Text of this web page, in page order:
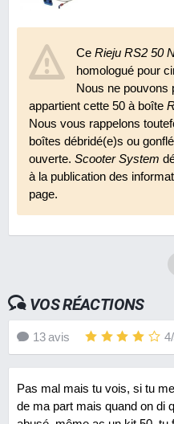
En 2008
Néon TNT à leds
En 2011
Plaque phare
En 2010
Revêtements
En 2007
CeRieju RS2 50
homologué pour
Nous ne pouvons
appartient cette 50 à boîte
Nous vous rappelons
boîtes débridé(e)s ou
ouverte. Scooter System
à la publication des
page.
VOS RÉACTIONS
13avis 4/
Pas mal mais tu vois, si tu
de ma part mais quand on di